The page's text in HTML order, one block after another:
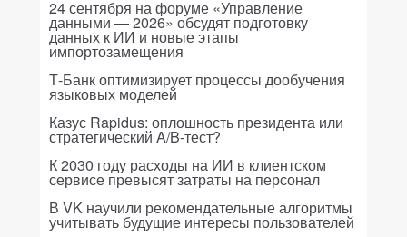
24 сентября на форуме «Управление
данными — 2026» обсудят подготовку
данных к ИИ и новые этапы
импортозамещения
Т-Банк оптимизирует процессы дообучения
языковых моделей
Казус Rapidus: оплошность президента или
стратегический A/B-тест?
К 2030 году расходы на ИИ в клиентском
сервисе превысят затраты на персонал
В VK научили рекомендательные алгоритмы
учитывать будущие интересы пользователей